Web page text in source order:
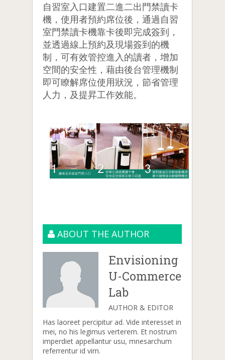
自習室入口建置二進二出門禁讀卡
機，使用者預約席位後，通過自習
室門禁讀卡機靠卡後即完成簽到，
並透過線上預約及現場簽到的機
制，可有效管控進入的讀者，增加
空間的安全性，藉由後台管理機制
即可瞭解席位使用狀況，節省管理
人力，及提昇工作效能。
ABOUT THE AUTHOR
Envisioning
U-Commerce
Lab
AUTHOR & EDITOR
Has laoreet percipitur ad. Vide interesset in
mei, no his legimus verterem. Et nostrum
imperdiet appellantur usu, mnesarchum
referrentur id vim.